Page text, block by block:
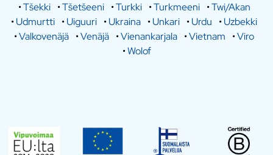
•Tšekki •Tšetšeeni •Turkki •Turkmeeni •Twi/Akan
•Udmurtti •Uiguuri •Ukraina •Unkari •Urdu •Uzbekki
•Valkovenäjä •Venäjä •Vienankarjala •Vietnam •Viro
•Wolof